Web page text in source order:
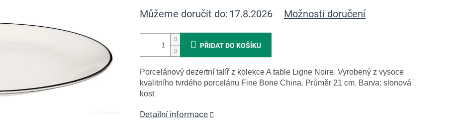
Můžeme doručit do: 17.8.2026 Možnosti doručení
PŘIDAT DO KOŠÍKU
Porcelánový dezertní talíř z kolekce A table Ligne Noire. Vyrobený z vysoce
kvalitního tvrdého porcelánu Fine Bone China. Průměr 21 cm. Barva: slonová
kost
Detailní informace